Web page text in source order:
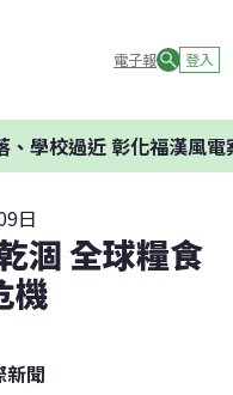
電子報 登入
校過近 彰化福漢風電案
日
涸 全球糧食
機
新聞